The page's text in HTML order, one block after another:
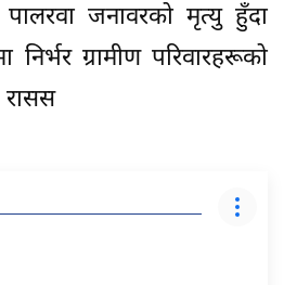
जनावरको मृत्यु हुँदा
ग्रामीण परिवारहरूको